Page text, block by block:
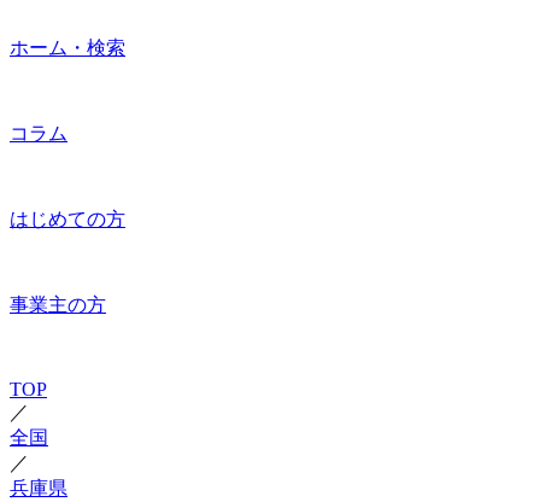
ホーム・検索
コラム
はじめての方
事業主の方
TOP
／
全国
／
兵庫県